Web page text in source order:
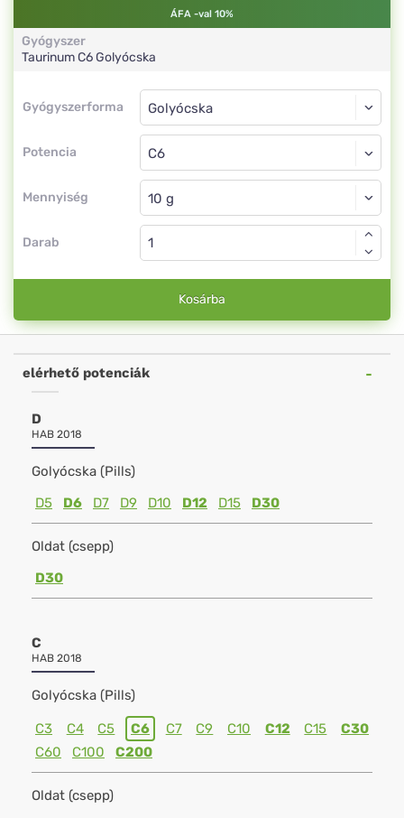
ÁFA -val 10%
Gyógyszer
TaurinumC6Golyócska
Gyógyszerforma
Gyógyszerforma
Potencia
Golyócska
C6
Mennyiség
Golyócska
Darab
Kosárba
elérhető potenciák
D
HAB 2018
Golyócska (Pills)
D5
D6 D7 D9 D10 D12 D15 D30
Oldat (csepp)
D30
C
HAB 2018
Golyócska (Pills)
C3 C4 C5 C6 C7 C9 C10 C12 C15
C30
C60
C100 C200
Oldat (csepp)